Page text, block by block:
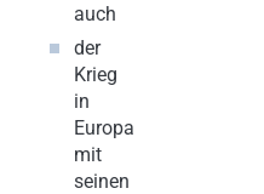
auch
der
Krieg
in
Europa
mit
seinen